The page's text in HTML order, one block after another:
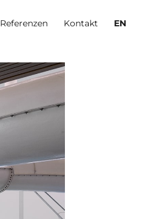
Referenzen Kontakt EN